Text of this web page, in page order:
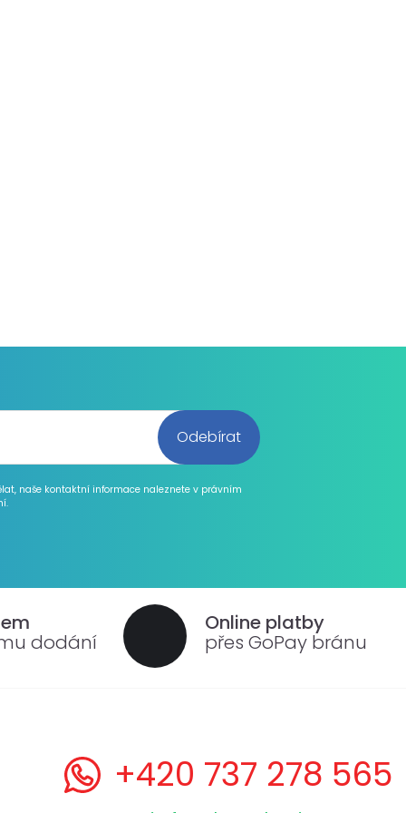
naše kontaktní informace naleznete v právním
dodání
Online platby
přes GoPay bránu
+420 737 278 565